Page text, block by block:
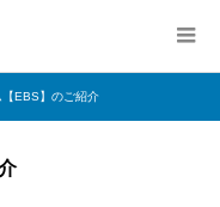
EBS】のご紹介